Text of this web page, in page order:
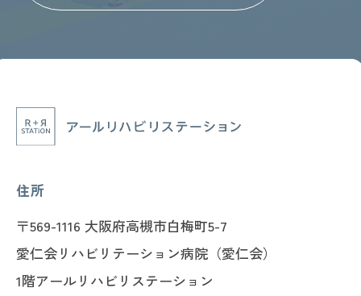
住所
〒569-1116 大阪府高槻市白梅町5-7
愛仁会リハビリテーション病院（愛仁会）
1階アールリハビリステーション